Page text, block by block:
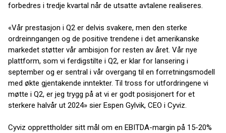
forbedres i tredje kvartal når de utsatte avtalene realiseres.
«Vår prestasjon i Q2 er delvis svakere, men den sterke
ordreinngangen og de positive trendene i det amerikanske
markedet støtter vår ambisjon for resten av året. Vår nye
plattform, som vi ferdigstilte i Q2, er klar for lansering i
september og er sentral i vår overgang til en forretningsmodell
med økte gjentakende inntekter. Til tross for utfordringene vi
møtte i Q2, er jeg trygg på at vi er godt posisjonert for et
sterkere halvår ut 2024» sier Espen Gylvik, CEO i Cyviz.
Cyviz opprettholder sitt mål om en EBITDA-margin på 15-20%